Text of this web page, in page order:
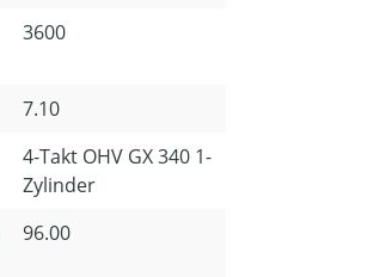
3600
7.10
4-Takt OHV GX 340 1-
Zylinder
96.00